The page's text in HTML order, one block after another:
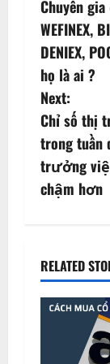
o
s
t
n
a
v
g
a
Chuyên
WEFINEX,
DENIEX,
họ là ai ?
Next:
Chỉ số thị
trong tuần
trưởng
chậm hơn
RELATED